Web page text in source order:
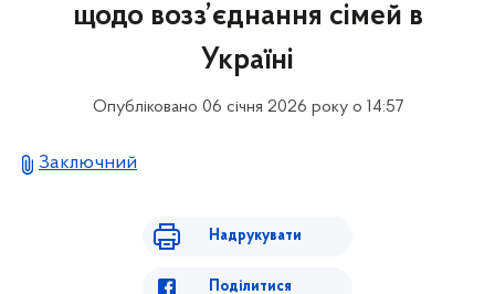
щодо возз’єднання сімей в
Україні
Опубліковано 06 січня 2026 року о 14:57
Заключний
Надрукувати
Поділитися